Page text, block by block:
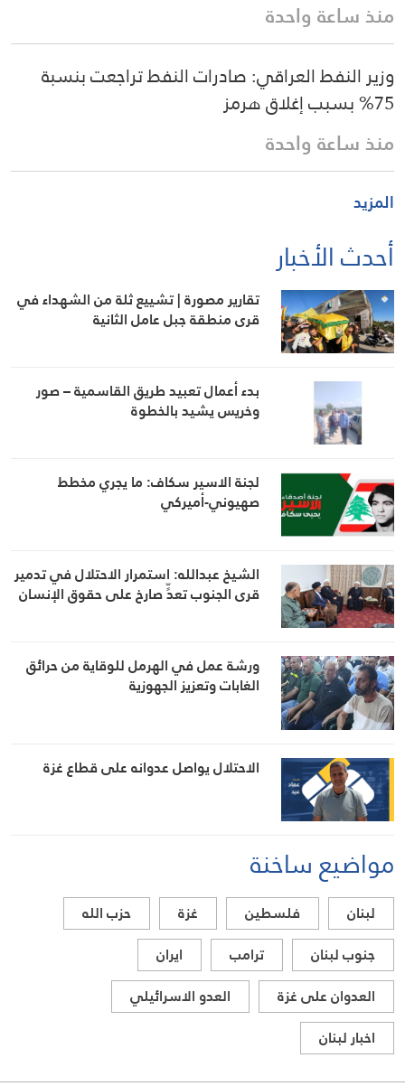
منذ ساعة واحدة
وزير النفط العراقي: صادرات النفط تراجعت بنسبة
75% بسبب إغلاق هرمز
منذ ساعة واحدة
المزيد
أحدث الأخبار
تقارير مصورة | تشييع ثلة من الشهداء في
قرى منطقة جبل عامل الثانية
بدء أعمال تعبيد طريق القاسمية – صور
وخريس يشيد بالخطوة
لجنة الاسير سكاف: ما يجري مخطط
صهيوني-أميركي
الشيخ عبدالله: استمرار الاحتلال في تدمير
قرى الجنوب تعدٍّ صارخ على حقوق الإنسان
ورشة عمل في الهرمل للوقاية من حرائق
الغابات وتعزيز الجهوزية
الاحتلال يواصل عدوانه على قطاع غزة
مواضيع ساخنة
لبنان فلسطين غزة
حزب الله
جنوب لبنان
ترامب
ايران
العدوان على غزة
العدو الاسرائيلي
اخبار لبنان